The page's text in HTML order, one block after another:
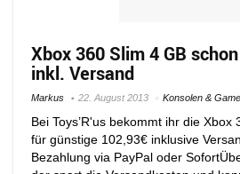
Xbox 360 Slim 4 GB
inkl. Versand
Markus 22. August 2013 Konsolen &
Bei Toys’R'us bekommt ihr die Xbox
für günstige 102,93€ inklusive
Bezahlung via PayPal oder